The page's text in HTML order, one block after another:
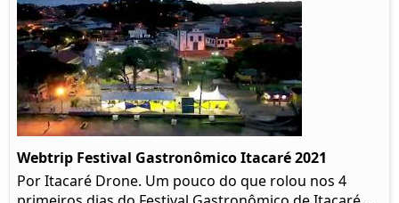
Webtrip Festival Gastronômico Itacaré 2021
Por Itacaré Drone. Um pouco do que rolou nos 4